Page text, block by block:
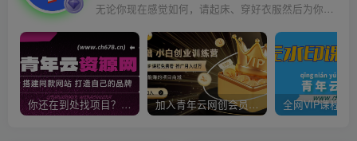
无论你现在感觉如何，请起床、穿好衣服然后为你的梦想而奋斗
你还在到处找项目？还在当韭菜？我靠卖项目一个月收入5万+，曾经我也是个失败者。 加入青年云网创会员，全站资源免费学习。加入高级合伙人，推广日入1000+